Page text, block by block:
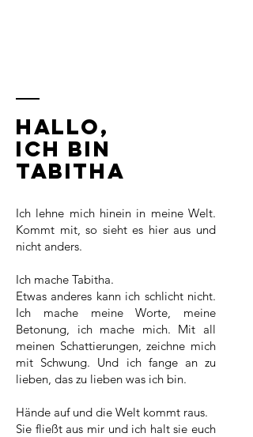
Hallo,
Ich bin
tabitha
Ich lehne mich hinein in meine Welt.
Kommt mit, so sieht es hier aus und
nicht anders.
Ich mache Tabitha.
Etwas anderes kann ich schlicht nicht.
Ich mache meine Worte, meine
Betonung, ich mache mich. Mit all
meinen Schattierungen, zeichne mich
mit Schwung. Und ich fange an zu
lieben, das zu lieben was ich bin.
Hände auf und die Welt kommt raus.
Sie fließt aus mir und ich halt sie euch